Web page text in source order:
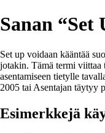
Sanan “Set
Set up voidaan kääntää
jotakin. Tämä termi viittaa
asentamiseen tietylle
2005 tai Asentajan täytyy
Esimerkkejä